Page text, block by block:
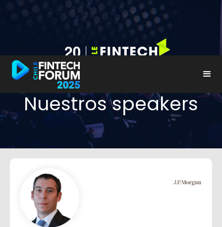
Nuestros speakers